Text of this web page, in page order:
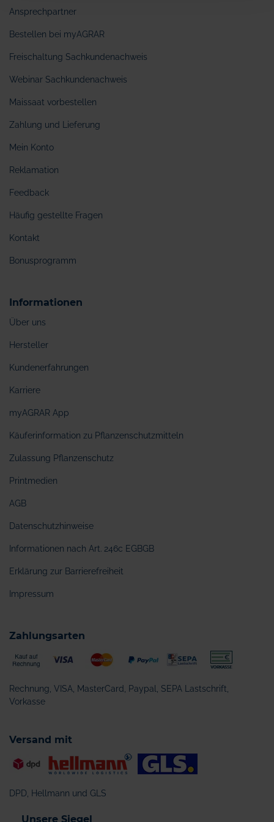
Ansprechpartner
Bestellen bei myAGRAR
Freischaltung Sachkundenachweis
Webinar Sachkundenachweis
Maissaat vorbestellen
Zahlung und Lieferung
Mein Konto
Reklamation
Feedback
Häufig gestellte Fragen
Kontakt
Bonusprogramm
Informationen
Über uns
Hersteller
Kundenerfahrungen
Karriere
myAGRAR App
Käuferinformation zu Pflanzenschutzmitteln
Zulassung Pflanzenschutz
Printmedien
AGB
Datenschutzhinweise
Informationen nach Art. 246c EGBGB
Erklärung zur Barrierefreiheit
Impressum
Zahlungsarten
Rechnung, VISA, MasterCard, Paypal, SEPA Lastschrift,
Vorkasse
Versand mit
DPD, Hellmann und GLS
Unsere Siegel